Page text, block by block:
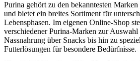
Purina gehört zu den bekanntesten
und bietet ein breites Sortiment für
Lebensphasen. Im eigenen Online-Shop
verschiedener Purina-Marken zur
Nassnahrung über Snacks bis hin zu
Futterlösungen für besondere Bedürfnisse.